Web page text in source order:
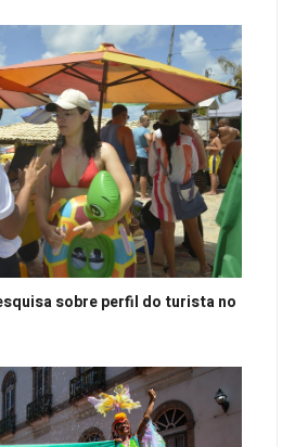
sobre perfil do turista no